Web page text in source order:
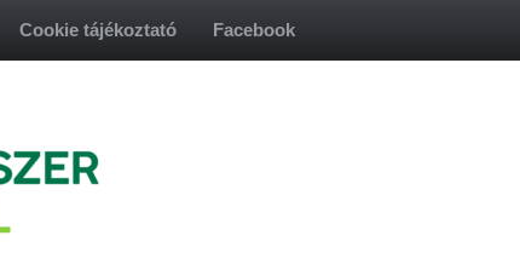
Cookie tájékoztató Facebook